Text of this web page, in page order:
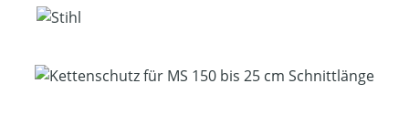
Bildergalerie überspringen